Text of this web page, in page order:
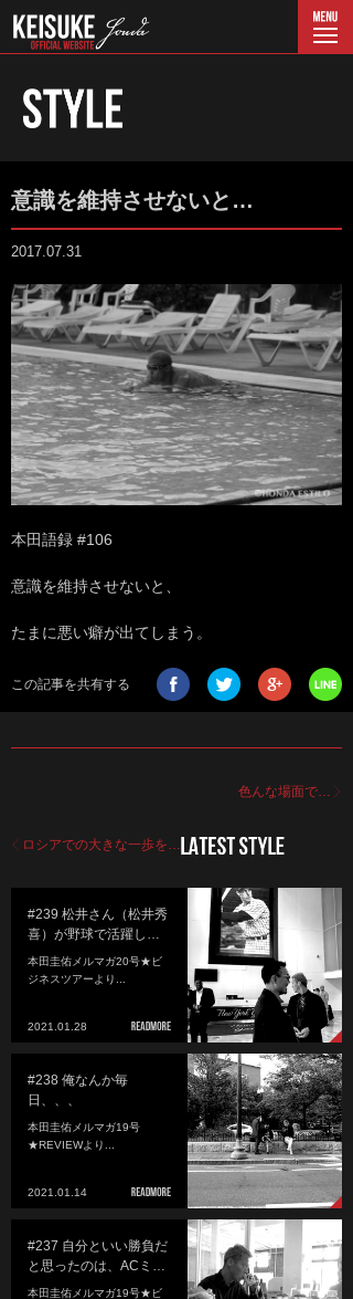
意識を維持させないと…
2017.07.31
本田語録 #106
意識を維持させないと、
たまに悪い癖が出てしまう。
この記事を共有する
色んな場面で…
ロシアでの大きな一歩を…
#239 松井さん（松井秀
喜）が野球で活躍し…
本田圭佑メルマガ20号★ビ
ジネスツアーより...
2021.01.28
#238 俺なんか毎
日、、、
本田圭佑メルマガ19号
★REVIEWより...
2021.01.14
#237 自分といい勝負だ
と思ったのは、ACミ…
本田圭佑メルマガ19号★ビ